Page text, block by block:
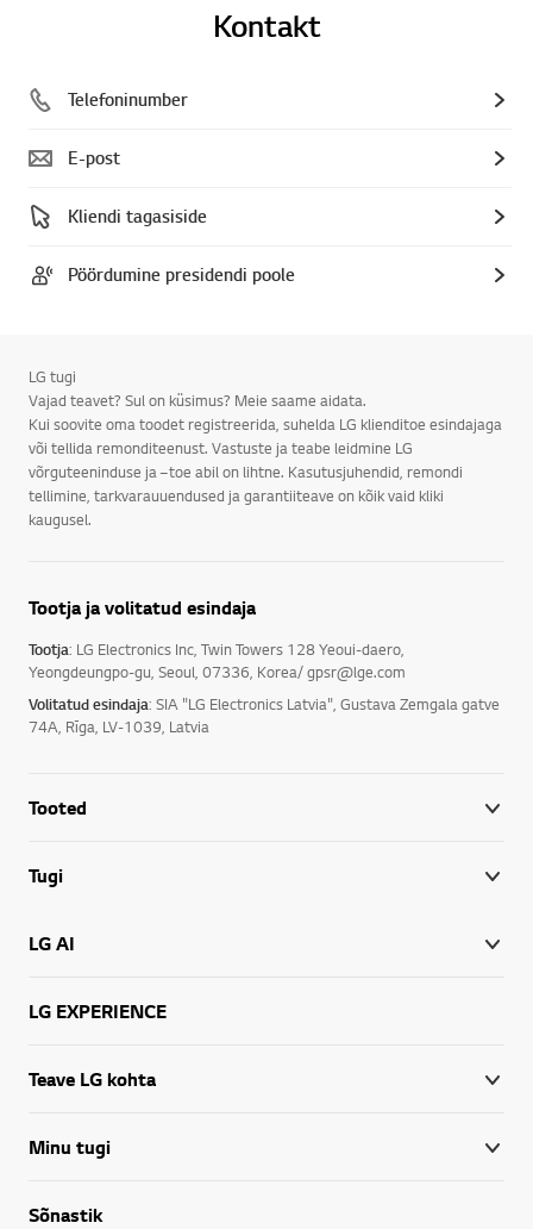
Kontakt
Telefoninumber
E-post
Kliendi tagasiside
Pöördumine presidendi poole
LG tugi
Vajad teavet? Sul on küsimus? Meie saame aidata.
Kui soovite oma toodet registreerida, suhelda LG klienditoe esindajaga
või tellida remonditeenust. Vastuste ja teabe leidmine LG
võrguteeninduse ja –toe abil on lihtne. Kasutusjuhendid, remondi
tellimine, tarkvarauuendused ja garantiiteave on kõik vaid kliki
kaugusel.
Tootja ja volitatud esindaja
Tootja: LG Electronics Inc, Twin Towers 128 Yeoui-daero,
Yeongdeungpo-gu, Seoul, 07336, Korea/ gpsr@lge.com
Volitatud esindaja: SIA "LG Electronics Latvia", Gustava Zemgala gatve
74A, Rīga, LV-1039, Latvia
Tooted
Tugi
LG AI
LG EXPERIENCE
Teave LG kohta
Minu tugi
Sõnastik